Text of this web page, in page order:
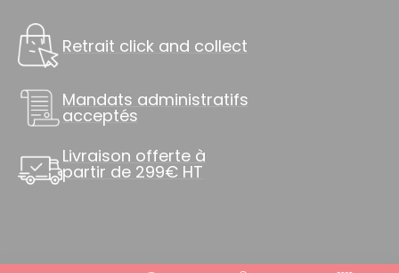
Retrait click and collect
Mandats administratifs
acceptés
Livraison offerte à
partir de 299€ HT